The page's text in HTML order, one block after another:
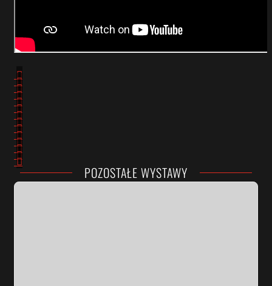
POZOSTAŁE WYSTAWY